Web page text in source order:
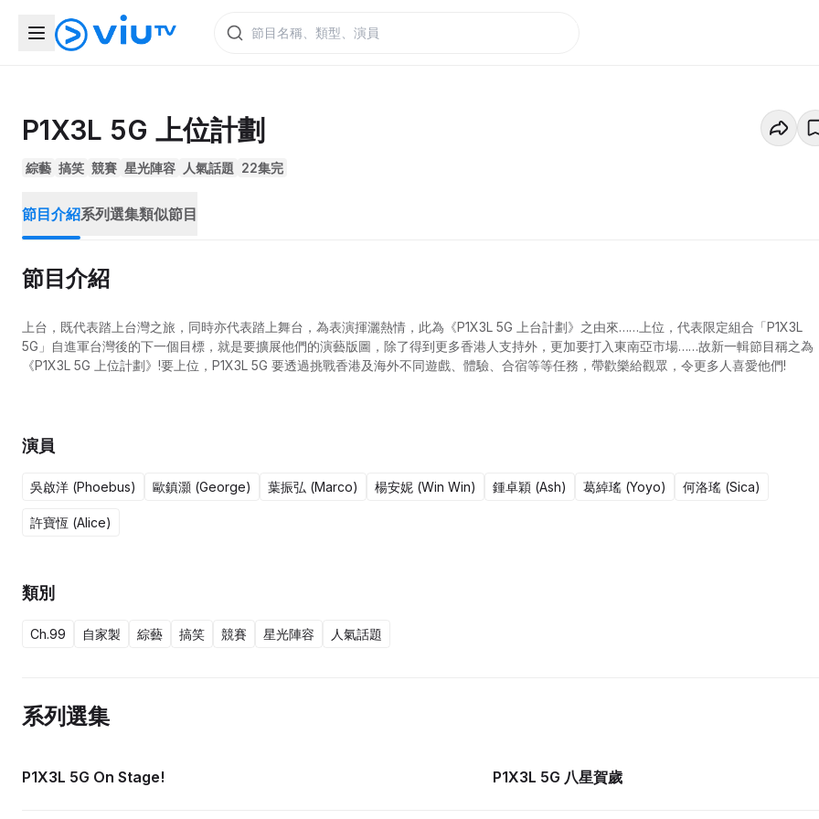
P1X3L 5G 上位計劃
綜藝 搞笑 競賽 星光陣容 人氣話題 22集完
節目介紹系列選集類似節目
節目介紹
上台，既代表踏上台灣之旅，同時亦代表踏上舞台，為表演揮灑熱情，此為《P1X3L 5G 上台計劃》之由來……上位，代表限定組合「P1X3L
5G」自進軍台灣後的下一個目標，就是要擴展他們的演藝版圖，除了得到更多香港人支持外，更加要打入東南亞市場……故新一輯節目稱之為
《P1X3L 5G 上位計劃》!要上位，P1X3L 5G 要透過挑戰香港及海外不同遊戲、體驗、合宿等等任務，帶歡樂給觀眾，令更多人喜愛他們!
演員
吳啟洋 (Phoebus) 歐鎮灝 (George) 葉振弘 (Marco) 楊安妮 (Win Win) 鍾卓穎 (Ash) 葛綽瑤 (Yoyo) 何洛瑤 (Sica)
許寶恆 (Alice)
類別
Ch.99 自家製 綜藝 搞笑 競賽 星光陣容 人氣話題
系列選集
P1X3L 5G On Stage! P1X3L 5G 八星賀歲